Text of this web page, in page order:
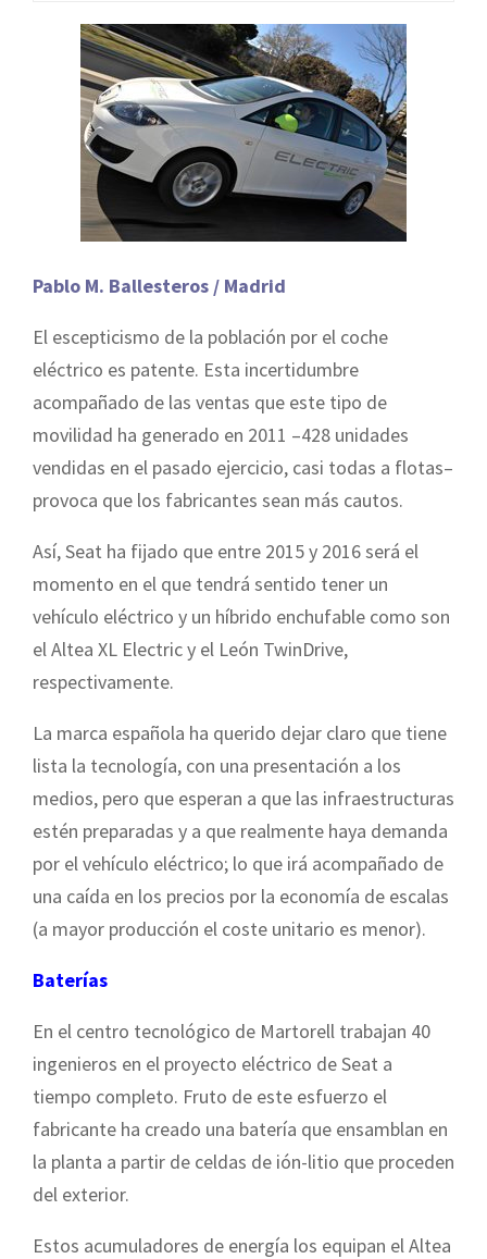
Pablo M. Ballesteros / Madrid
El escepticismo de la población por el coche
eléctrico es patente. Esta incertidumbre
acompañado de las ventas que este tipo de
movilidad ha generado en 2011 –428 unidades
vendidas en el pasado ejercicio, casi todas a flotas–
provoca que los fabricantes sean más cautos.
Así, Seat ha fijado que entre 2015 y 2016 será el
momento en el que tendrá sentido tener un
vehículo eléctrico y un híbrido enchufable como son
el Altea XL Electric y el León TwinDrive,
respectivamente.
La marca española ha querido dejar claro que tiene
lista la tecnología, con una presentación a los
medios, pero que esperan a que las infraestructuras
estén preparadas y a que realmente haya demanda
por el vehículo eléctrico; lo que irá acompañado de
una caída en los precios por la economía de escalas
(a mayor producción el coste unitario es menor).
Baterías
En el centro tecnológico de Martorell trabajan 40
ingenieros en el proyecto eléctrico de Seat a
tiempo completo. Fruto de este esfuerzo el
fabricante ha creado una batería que ensamblan en
la planta a partir de celdas de ión-litio que proceden
del exterior.
Estos acumuladores de energía los equipan el Altea